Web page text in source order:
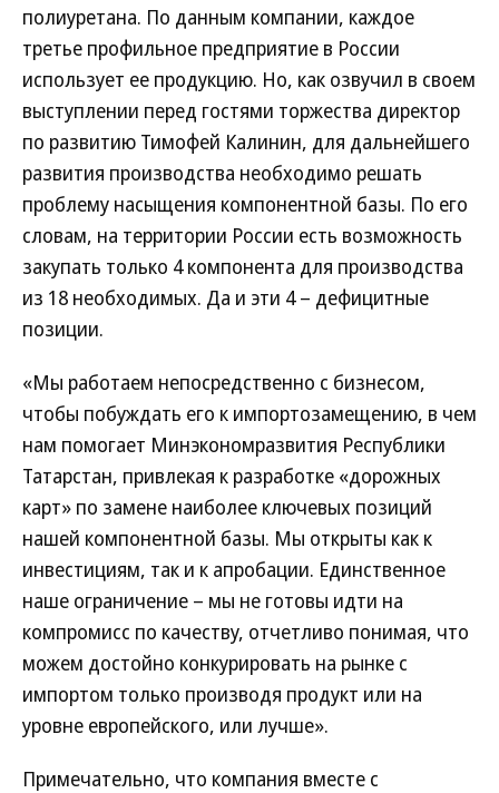
полиуретана. По данным компании, каждое
третье профильное предприятие в России
использует ее продукцию. Но, как озвучил в своем
выступлении перед гостями торжества директор
по развитию Тимофей Калинин, для дальнейшего
развития производства необходимо решать
проблему насыщения компонентной базы. По его
словам, на территории России есть возможность
закупать только 4 компонента для производства
из 18 необходимых. Да и эти 4 – дефицитные
позиции.
«Мы работаем непосредственно с бизнесом,
чтобы побуждать его к импортозамещению, в чем
нам помогает Минэкономразвития Республики
Татарстан, привлекая к разработке «дорожных
карт» по замене наиболее ключевых позиций
нашей компонентной базы. Мы открыты как к
инвестициям, так и к апробации. Единственное
наше ограничение – мы не готовы идти на
компромисс по качеству, отчетливо понимая, что
можем достойно конкурировать на рынке с
импортом только производя продукт или на
уровне европейского, или лучше».
Примечательно, что компания вместе с